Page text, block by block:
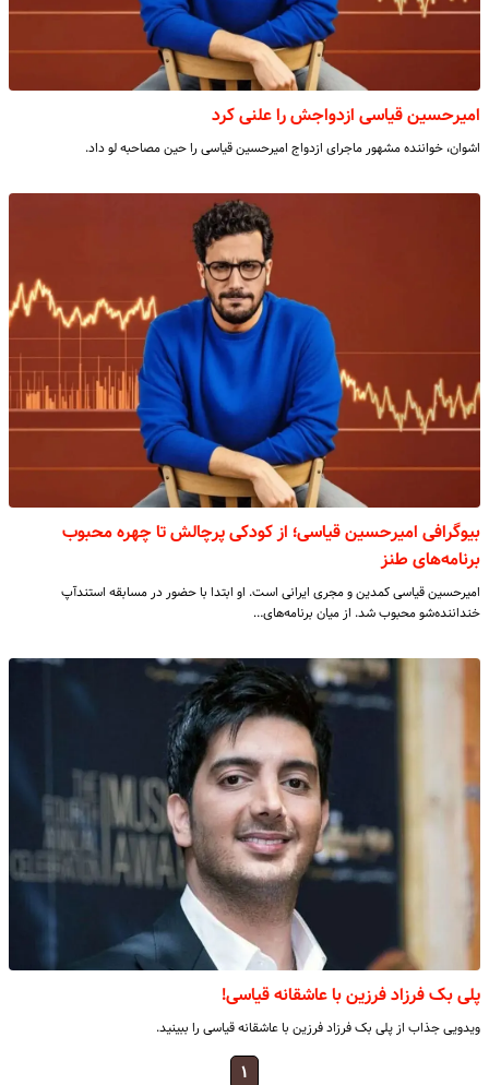
امیرحسین قیاسی ازدواجش را علنی کرد
اشوان، خواننده مشهور ماجرای ازدواج امیرحسین قیاسی را حین مصاحبه لو داد.
بیوگرافی امیرحسین قیاسی؛ از کودکی پرچالش تا چهره محبوب
برنامه‌های طنز
امیرحسین قیاسی کمدین و مجری ایرانی است. او ابتدا با حضور در مسابقه استندآپ
خنداننده‌شو محبوب شد. از میان برنامه‌های…
پلی بک فرزاد فرزین با عاشقانه قیاسی!
ویدویی جذاب از پلی بک فرزاد فرزین با عاشقانه قیاسی را ببینید.
۱